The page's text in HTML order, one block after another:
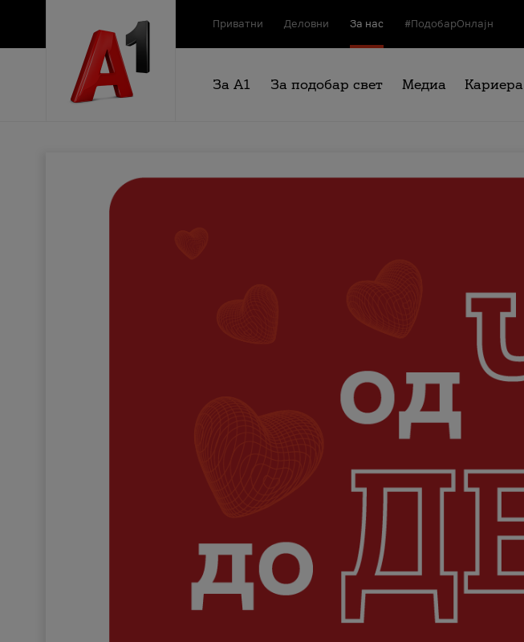
Приватни Деловни За нас #ПодобарОнлајн
За А1 За подобар свет Медиа Кариера